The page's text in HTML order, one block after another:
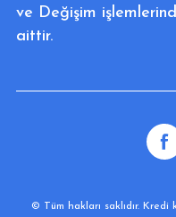
ve Değişim
aittir.
© Tüm hakları saklıdır.